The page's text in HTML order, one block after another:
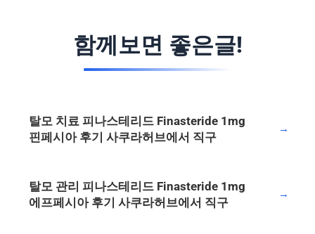
함께보면 좋은글!
탈모 치료 피나스테리드 Finasteride 1mg
핀페시아 후기 사쿠라허브에서 직구
→
탈모 관리 피나스테리드 Finasteride 1mg
에프페시아 후기 사쿠라허브에서 직구
→